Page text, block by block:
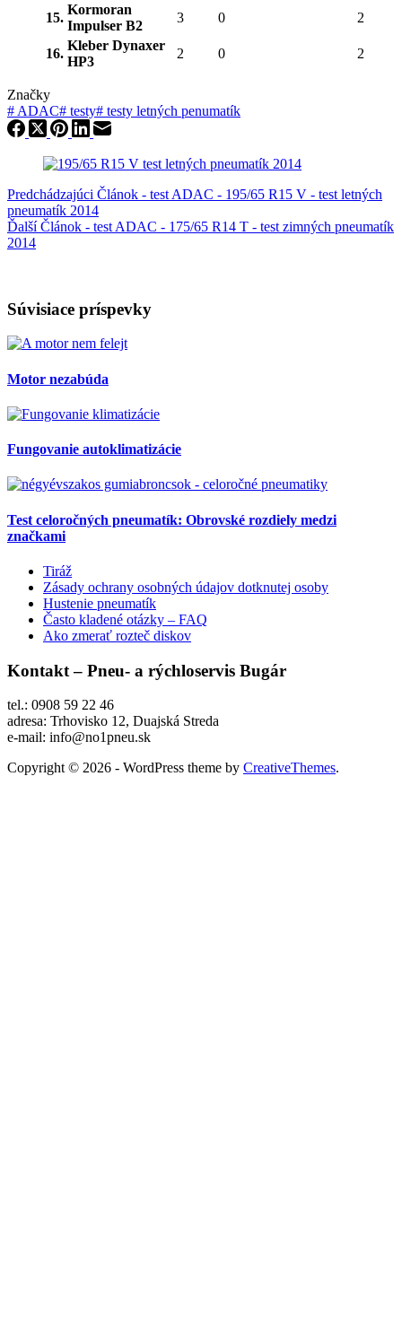
15.
Kormoran
Impulser B2
3 0 2
16.
Kleber Dynaxer
HP3
2 0 2
Značky
# ADAC# testy# testy letných penumatík
Predchádzajúci Článok - test ADAC - 195/65 R15 V - test letných
pneumatík 2014
ĎalšíČlánok - test ADAC - 175/65 R14 T - test zimných pneumatík
2014
Súvisiace príspevky
Motor nezabúda
Fungovanie autoklimatizácie
Test celoročných pneumatík: Obrovské rozdiely medzi
značkami
Tiráž
Zásady ochrany osobných údajov dotknutej osoby
Hustenie pneumatík
Často kladené otázky – FAQ
Ako zmerať rozteč diskov
Kontakt – Pneu- a rýchloservis Bugár
tel.: 0908 59 22 46
adresa: Trhovisko 12, Duajská Streda
e-mail: info@no1pneu.sk
Copyright © 2026 - WordPress theme by CreativeThemes.